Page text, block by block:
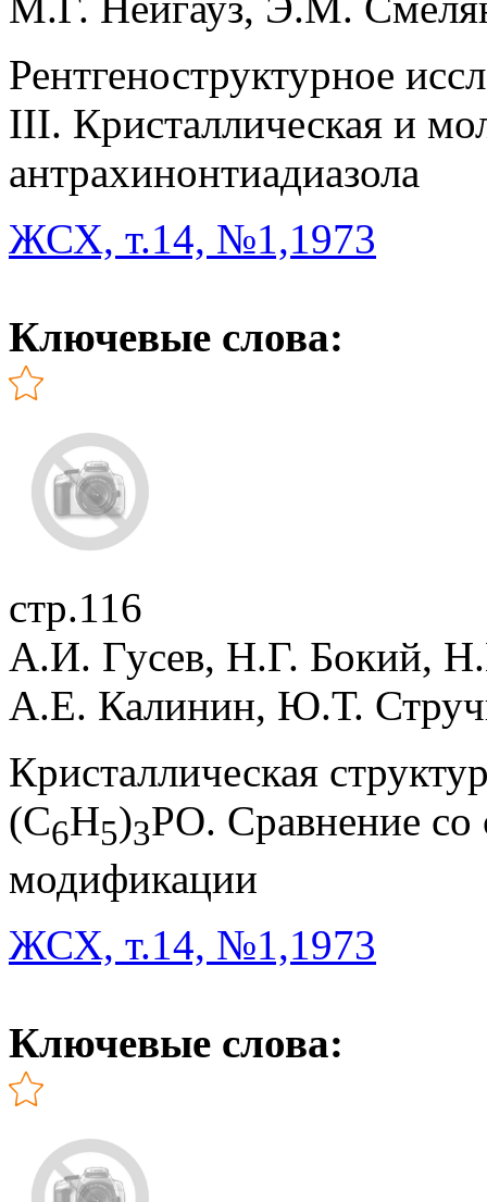
Рентгеноструктурное
III. Кристаллическая и
антрахинонтиадиазола
ЖСХ, т.14, №1,1973
Ключевые слова:
стр.116
А.И. Гусев, Н.Г. Бокий,
А.Е. Калинин, Ю.Т.
Кристаллическая
(C6H5)3PO. Сравнение со
модификации
ЖСХ, т.14, №1,1973
Ключевые слова: